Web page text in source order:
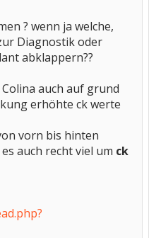
? wenn ja welche,
Diagnostik oder
abklappern??
auch auf grund
erhöhte ck werte
vorn bis hinten
auch recht viel um ck